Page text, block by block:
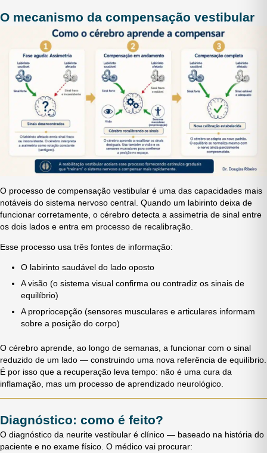
O mecanismo da compensação vestibular
O processo de compensação vestibular é uma das capacidades mais
notáveis do sistema nervoso central. Quando um labirinto deixa de
funcionar corretamente, o cérebro detecta a assimetria de sinal entre
os dois lados e entra em processo de recalibração.
Esse processo usa três fontes de informação:
O labirinto saudável do lado oposto
A visão (o sistema visual confirma ou contradiz os sinais de
equilíbrio)
A propriocepção (sensores musculares e articulares informam
sobre a posição do corpo)
O cérebro aprende, ao longo de semanas, a funcionar com o sinal
reduzido de um lado — construindo uma nova referência de equilíbrio.
É por isso que a recuperação leva tempo: não é uma cura da
inflamação, mas um processo de aprendizado neurológico.
Diagnóstico: como é feito?
O diagnóstico da neurite vestibular é clínico — baseado na história do
paciente e no exame físico. O médico vai procurar: